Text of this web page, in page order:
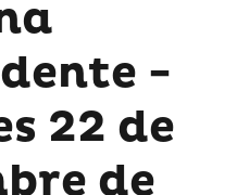
-
22 de
de